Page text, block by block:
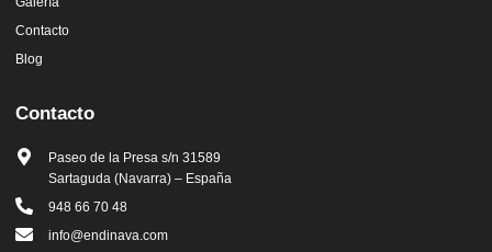
Contacto
Blog
Contacto
Paseo de la Presa s/n 31589
Sartaguda (Navarra) – España
948 66 70 48
info@endinava.com